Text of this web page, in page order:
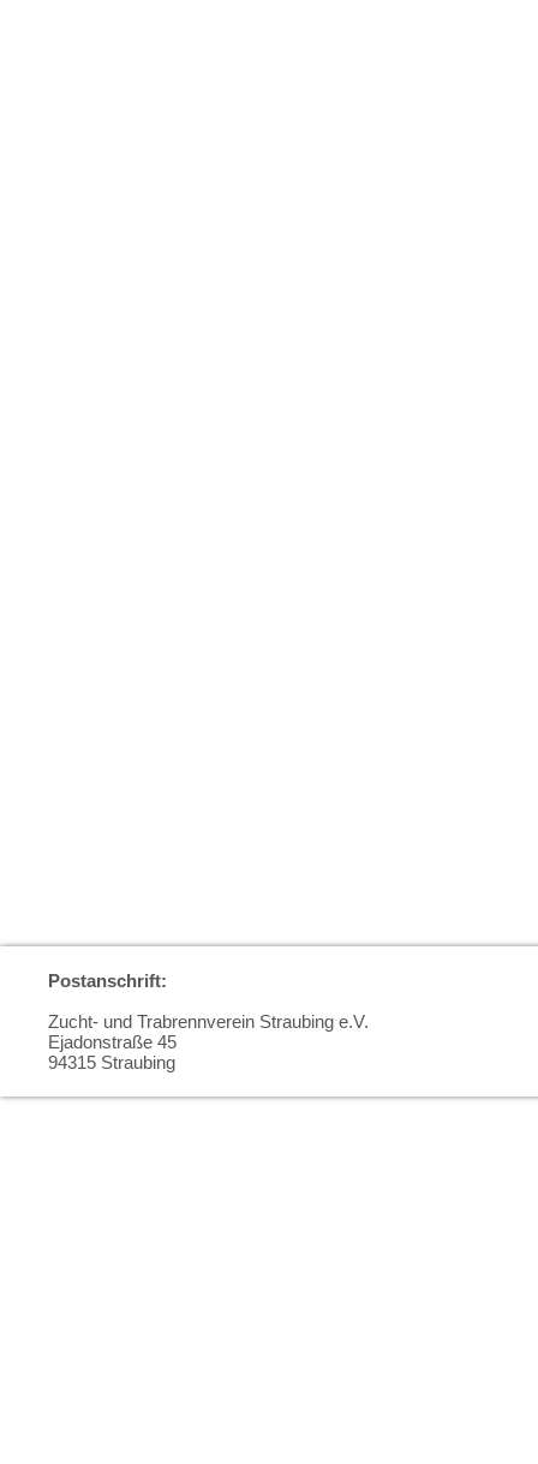
Postanschrift:
Zucht- und Trabrennverein Straubing e.V.
Ejadonstraße 45
94315 Straubing